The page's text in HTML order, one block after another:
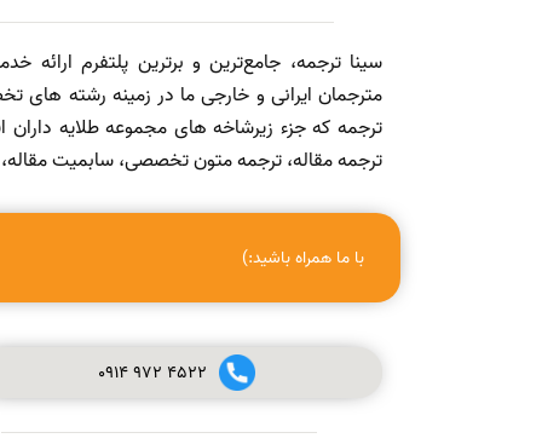
سینا ترجمه، جامع‌ترین و برترین پلتفرم ارائه
مترجمان ایرانی و خارجی ما در زمینه رشته های
ترجمه که جزء زیرشاخه های مجموعه طلایه
ترجمه مقاله، ترجمه متون تخصصی، سابمیت مقاله،
با ما همراه باشید:)
0914972 4522